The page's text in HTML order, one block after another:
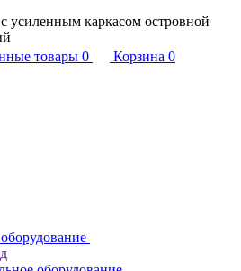
усиленным каркасом островной
товары 0 Корзина 0